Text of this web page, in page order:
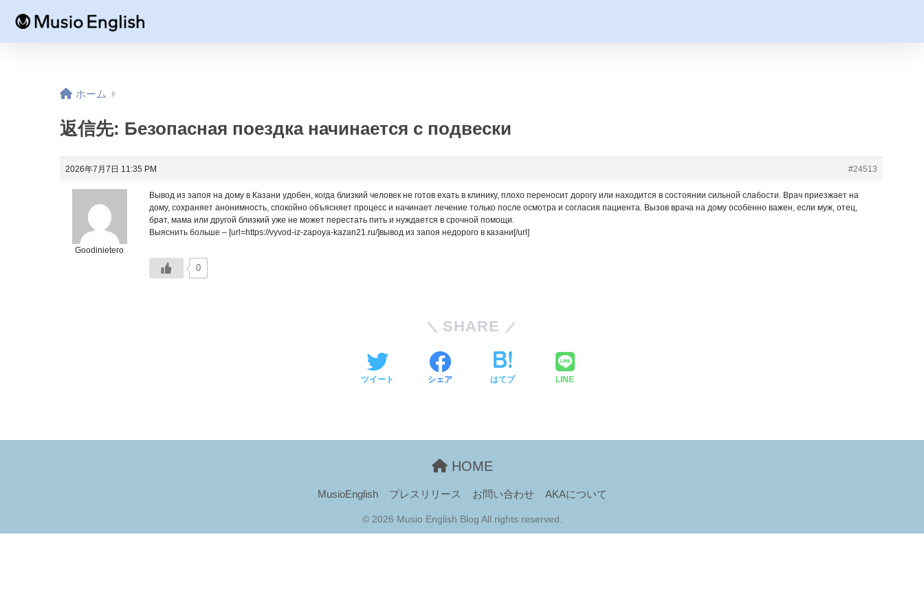
ホーム
返信先: Безопасная поездка начинается с подвески
2026年7月7日 11:35 PM #24513
Goodinietero
Вывод из запоя на дому в Казани удобен, когда близкий человек не готов ехать в клинику, плохо переносит дорогу или находится в состоянии сильной слабости. Врач приезжает на
дому, сохраняет анонимность, спокойно объясняет процесс и начинает лечение только после осмотра и согласия пациента. Вызов врача на дому особенно важен, если муж, отец,
брат, мама или другой близкий уже не может перестать пить и нуждается в срочной помощи.
Выяснить больше – [url=https://vyvod-iz-zapoya-kazan21.ru/]вывод из запоя недорого в казани[/url]
0
SHARE
ツイート シェア はてブ LINE
HOME
MusioEnglish プレスリリース お問い合わせ AKAについて
© 2026 Musio English Blog All rights reserved.